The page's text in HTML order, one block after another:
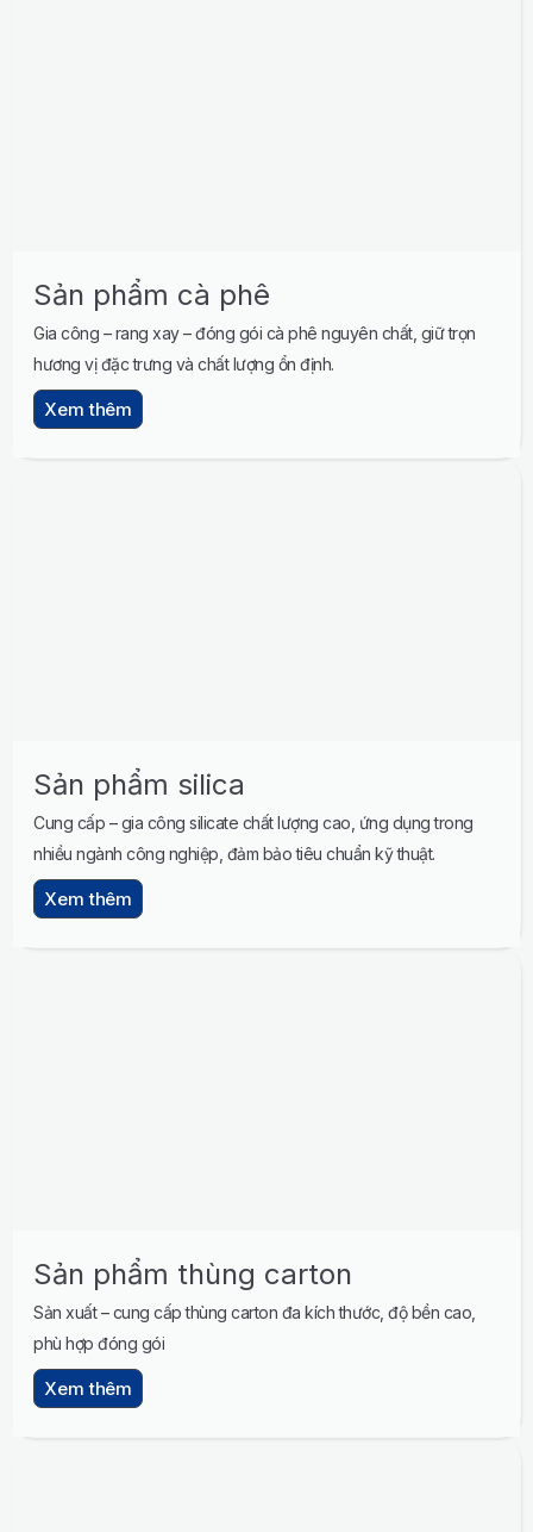
Sản phẩm cà phê
Gia công – rang xay – đóng gói cà phê nguyên chất, giữ trọn
hương vị đặc trưng và chất lượng ổn định.
Xem thêm
Sản phẩm silica
Cung cấp – gia công silicate chất lượng cao, ứng dụng trong
nhiều ngành công nghiệp, đảm bảo tiêu chuẩn kỹ thuật.
Xem thêm
Sản phẩm thùng carton
Sản xuất – cung cấp thùng carton đa kích thước, độ bền cao,
phù hợp đóng gói
Xem thêm